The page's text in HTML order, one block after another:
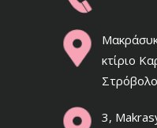
κτίριο
3,